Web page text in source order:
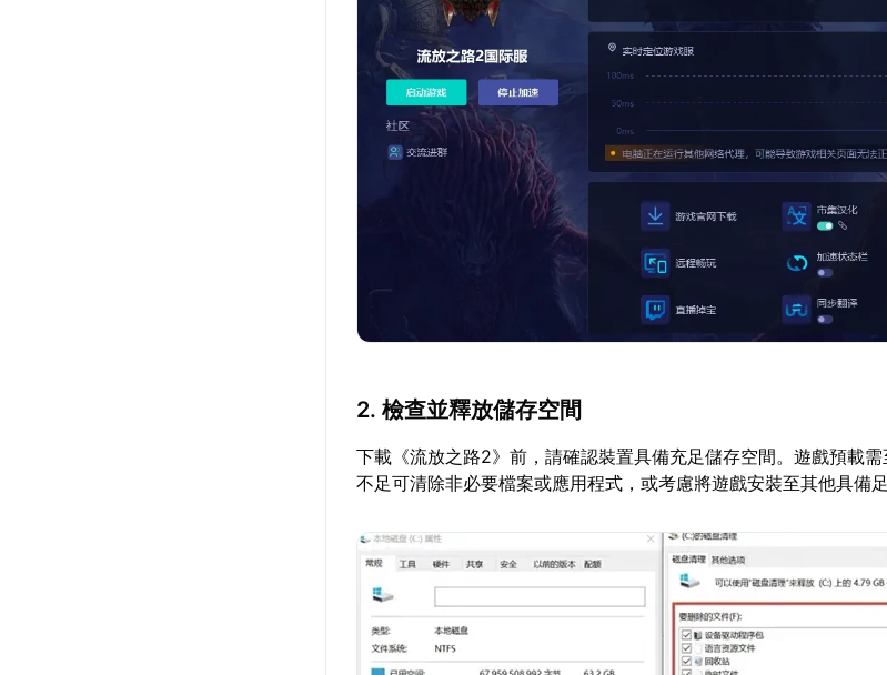
2. 檢查並釋放儲存空間
下載《流放之路2》前，請確認裝置具備充足儲存空間。遊戲預載
不足可清除非必要檔案或應用程式，或考慮將遊戲安裝至其他具備足